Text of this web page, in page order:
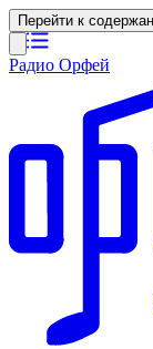
Перейти к
Радио Орфей